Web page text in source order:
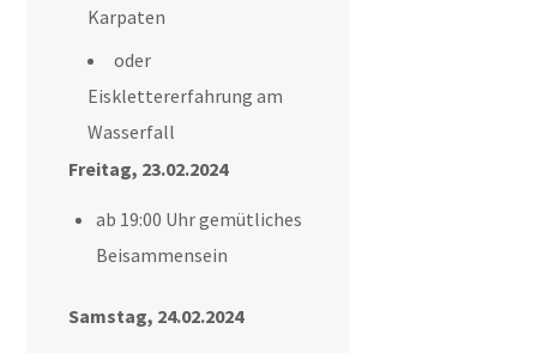
Karpaten
oder
Eisklettererfahrung am
Wasserfall
Freitag, 23.02.2024
ab 19:00 Uhr gemütliches
Beisammensein
Samstag, 24.02.2024